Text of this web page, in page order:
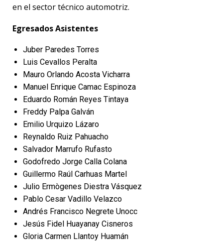
en el sector técnico automotriz.
Egresados Asistentes
Juber Paredes Torres
Luis Cevallos Peralta
Mauro Orlando Acosta Vicharra
Manuel Enrique Camac Espinoza
Eduardo Román Reyes Tintaya
Freddy Palpa Galván
Emilio Urquizo Lázaro
Reynaldo Ruiz Pahuacho
Salvador Marrufo Rufasto
Godofredo Jorge Calla Colana
Guillermo Raúl Carhuas Martel
Julio Ermògenes Diestra Vásquez
Pablo Cesar Vadillo Velazco
Andrés Francisco Negrete Unocc
Jesús Fidel Huayanay Cisneros
Gloria Carmen Llantoy Huamán